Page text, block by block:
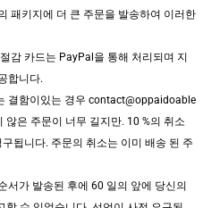
패키지에 더 큰 주문을 발송하여 이러한
감 카드는 PayPal을 통해 처리되며 지
합니다.
결함이있는 경우 contact@oppaidoable
은 주문이 너무 길지만. 10 %의 취소
됩니다. 주문의 취소는 이미 배송 된 주
서가 발송된 후에 60 일의 앞에 당신의